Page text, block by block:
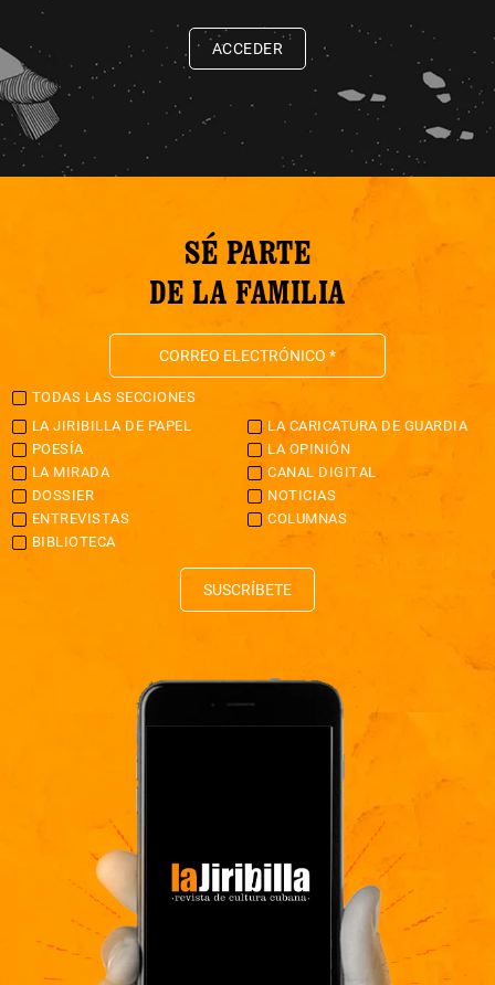
ACCEDER
SÉ PARTE
DE LA FAMILIA
TODAS LAS SECCIONES
LA JIRIBILLA DE PAPEL
LA CARICATURA DE GUARDIA
POESÍA
LA OPINIÓN
LA MIRADA
CANAL DIGITAL
DOSSIER
NOTICIAS
ENTREVISTAS
COLUMNAS
BIBLIOTECA
SUSCRÍBETE